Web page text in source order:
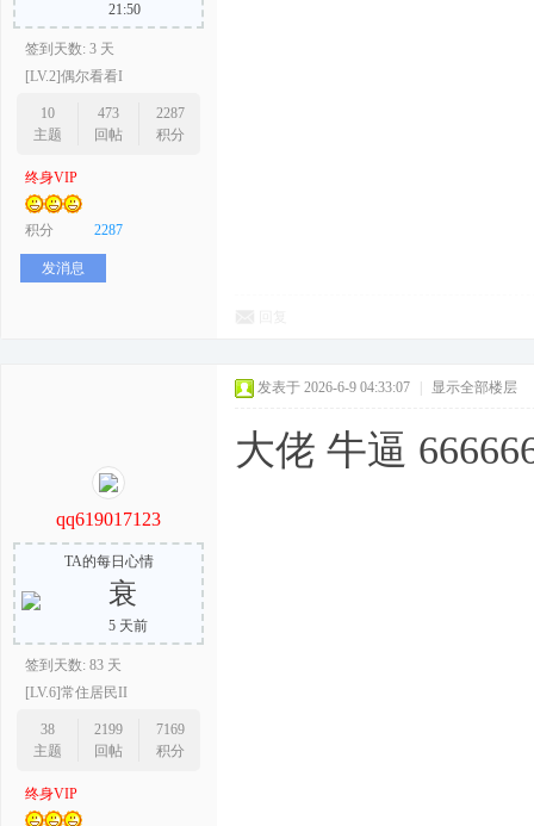
21:50
签到天数: 3 天
[LV.2]偶尔看看I
10
主题
473
回帖
2287
积分
终身VIP
积分 2287
发消息
qq619017123
TA的每日心情
衰
5 天前
签到天数: 83 天
[LV.6]常住居民II
38
主题
2199
回帖
7169
积分
终身VIP
发表于 2026-6-9 04:33:07 显示全部楼层
大佬 牛逼